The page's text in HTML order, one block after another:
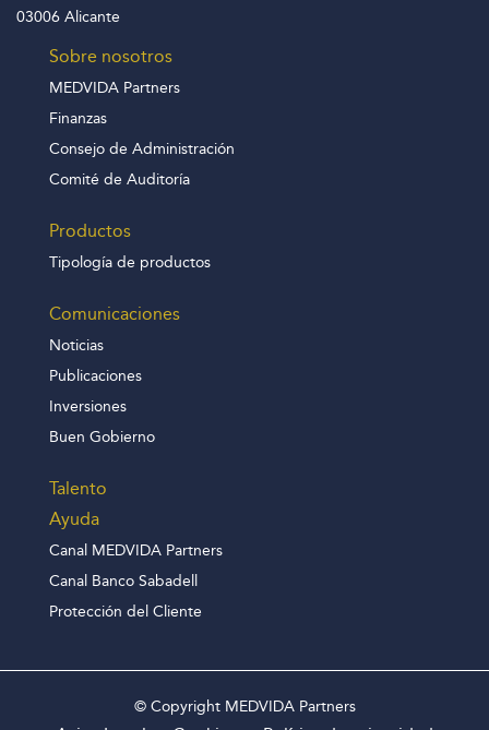
03006 Alicante
Sobre nosotros
MEDVIDA Partners
Finanzas
Consejo de Administración
Comité de Auditoría
Productos
Tipología de productos
Comunicaciones
Noticias
Publicaciones
Inversiones
Buen Gobierno
Talento
Ayuda
Canal MEDVIDA Partners
Canal Banco Sabadell
Protección del Cliente
© Copyright MEDVIDA Partners